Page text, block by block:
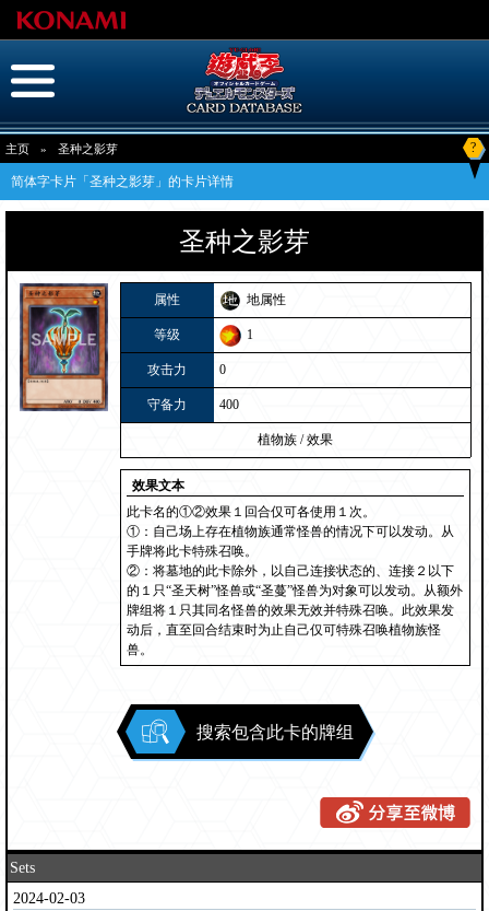
主页 » 圣种之影芽 ?
简体字卡片「圣种之影芽」的卡片详情
圣种之影芽
属性 地属性
等级 1
攻击力 0
守备力 400
植物族 / 效果
效果文本
此卡名的①②效果１回合仅可各使用１次。
①：自己场上存在植物族通常怪兽的情况下可以发动。从
手牌将此卡特殊召唤。
②：将墓地的此卡除外，以自己连接状态的、连接２以下
的１只“圣天树”怪兽或“圣蔓”怪兽为对象可以发动。从额外
牌组将１只其同名怪兽的效果无效并特殊召唤。此效果发
动后，直至回合结束时为止自己仅可特殊召唤植物族怪
兽。
搜索包含此卡的牌组
Sets
2024-02-03